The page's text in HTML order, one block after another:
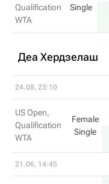
Qualification
WTA
Single
Деа Хердзелаш
24.08, 23:10
US Open,
Qualification
WTA
Female
Single
21.06, 14:45